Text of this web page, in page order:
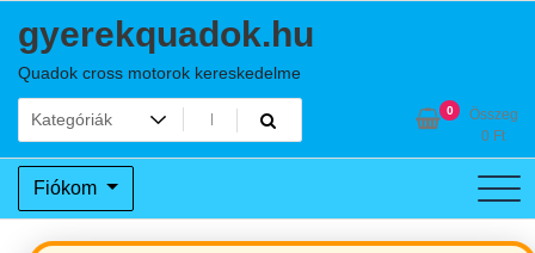
gyerekquadok.hu
Quadok cross motorok kereskedelme
0
Összeg
0 Ft
Fiókom